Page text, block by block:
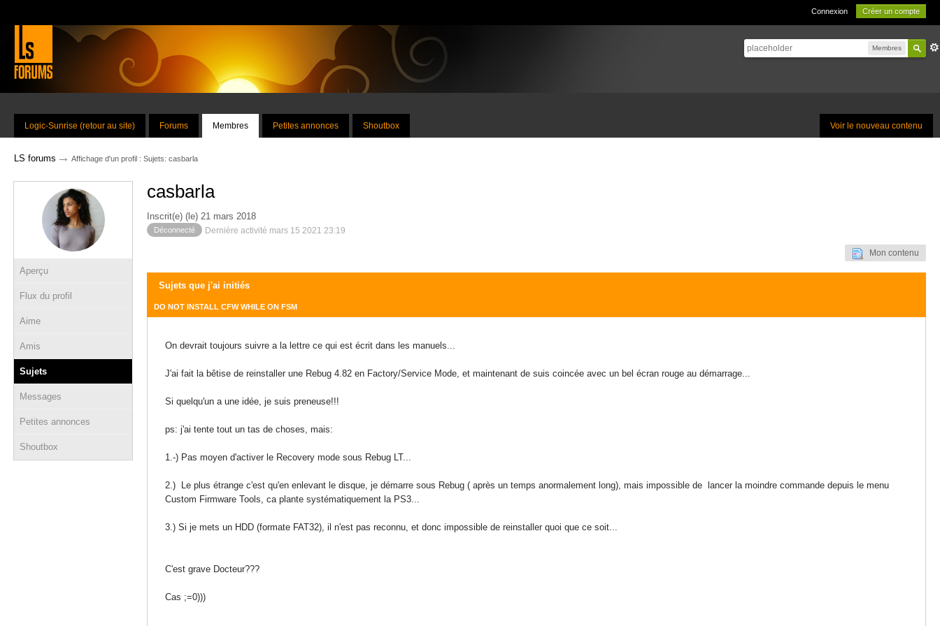
Connexion Créer un compte
Membres
Voir le nouveau contenu
Logic-Sunrise (retour au site) Forums Membres Petites annonces Shoutbox
LS forums → Affichage d'un profil : Sujets: casbarla
Aperçu
Flux du profil
Aime
Amis
Sujets
Messages
Petites annonces
Shoutbox
casbarla
Inscrit(e) (le) 21 mars 2018
Déconnecté Dernière activité mars 15 2021 23:19
Mon contenu
Sujets que j'ai initiés
DO NOT INSTALL CFW WHILE ON FSM
On devrait toujours suivre a la lettre ce qui est écrit dans les manuels...
J'ai fait la bêtise de reinstaller une Rebug 4.82 en Factory/Service Mode, et maintenant de suis coincée avec un bel écran rouge au démarrage...
Si quelqu'un a une idée, je suis preneuse!!!
ps: j'ai tente tout un tas de choses, mais:
1.-) Pas moyen d'activer le Recovery mode sous Rebug LT...
2.) Le plus étrange c'est qu'en enlevant le disque, je démarre sous Rebug ( après un temps anormalement long), mais impossible de lancer la moindre commande depuis le menu
Custom Firmware Tools, ca plante systématiquement la PS3...
3.) Si je mets un HDD (formate FAT32), il n'est pas reconnu, et donc impossible de reinstaller quoi que ce soit...
C'est grave Docteur???
Cas ;=0)))